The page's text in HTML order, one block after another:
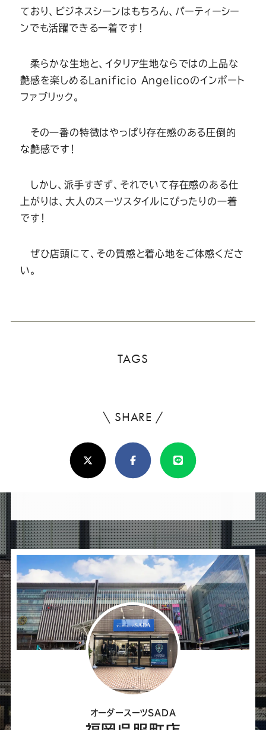
ており、ビジネスシーンはもちろん、パーティーシー
ンでも活躍できる一着です！
柔らかな生地と、イタリア生地ならではの上品な
艶感を楽しめるLanificio Angelicoのインポート
ファブリック。
その一番の特徴はやっぱり存在感のある圧倒的
な艶感です！
しかし、派手すぎず、それでいて存在感のある仕
上がりは、大人のスーツスタイルにぴったりの一着
です！
ぜひ店頭にて、その質感と着心地をご体感くださ
い。
TAGS
\ SHARE /
ろ
し
け
ば
シ
ェ
ア
し
て
く
だ
い
X(Twitter)FacebookLine
オーダースーツSADA